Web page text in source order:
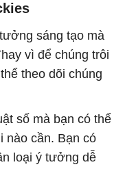
sáng tạo mà
vì để chúng trôi
theo dõi chúng
số mà bạn có thể
nào cần. Bạn có
loại ý tưởng dễ